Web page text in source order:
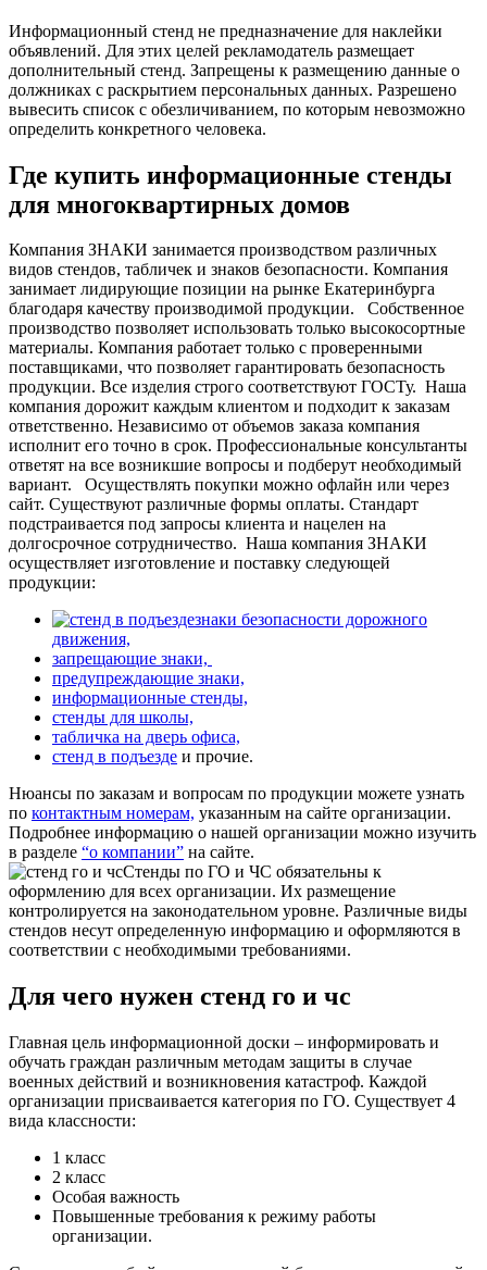
Информационный стенд не предназначение для наклейки
объявлений. Для этих целей рекламодатель размещает
дополнительный стенд. Запрещены к размещению данные о
должниках с раскрытием персональных данных. Разрешено
вывесить список с обезличиванием, по которым невозможно
определить конкретного человека.
Где купить информационные стенды
для многоквартирных домов
Компания ЗНАКИ занимается производством различных
видов стендов, табличек и знаков безопасности. Компания
занимает лидирующие позиции на рынке Екатеринбурга
благодаря качеству производимой продукции.
Собственное
производство позволяет использовать только высокосортные
материалы. Компания работает только с проверенными
поставщиками, что позволяет гарантировать безопасность
продукции. Все изделия строго соответствуют ГОСТу. Наша
компания дорожит каждым клиентом и подходит к заказам
ответственно. Независимо от объемов заказа компания
исполнит его точно в срок. Профессиональные консультанты
ответят на все возникшие вопросы и подберут необходимый
вариант.
Осуществлять покупки можно офлайн или через
сайт. Существуют различные формы оплаты. Стандарт
подстраивается под запросы клиента и нацелен на
долгосрочное сотрудничество. Наша компания ЗНАКИ
осуществляет изготовление и поставку следующей
продукции:
знаки безопасности дорожного
движения,
запрещающие знаки,
предупреждающие знаки,
информационные стенды,
стенды для школы,
табличка на дверь офиса,
стенд в подъезде и прочие.
Нюансы по заказам и вопросам по продукции можете узнать
по контактным номерам, указанным на сайте организации.
Подробнее информацию о нашей организации можно изучить
в разделе “о компании” на сайте.
Стенды по ГО и ЧС обязательны к
оформлению для всех организации. Их размещение
контролируется на законодательном уровне. Различные виды
стендов несут определенную информацию и оформляются в
соответствии с необходимыми требованиями.
Для чего нужен стенд го и чс
Главная цель информационной доски – информировать и
обучать граждан различным методам защиты в случае
военных действий и возникновения катастроф. Каждой
организации присваивается категория по ГО. Существует 4
вида классности:
1 класс
2 класс
Особая важность
Повышенные требования к режиму работы
организации.